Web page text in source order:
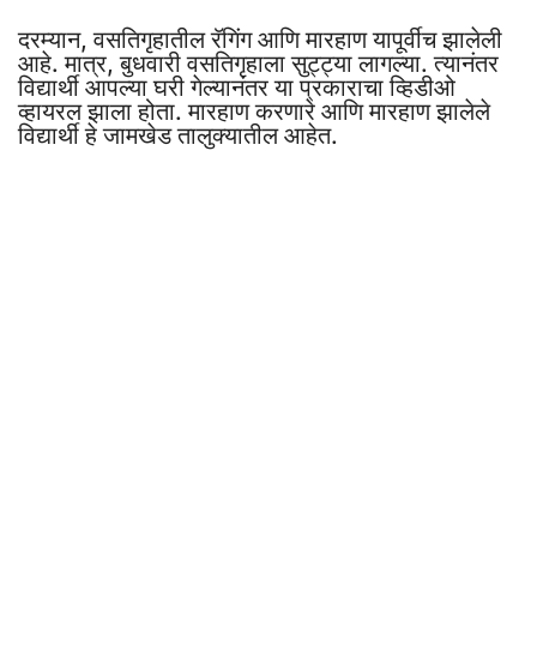
दरम्यान, वसतिगृहातील रॅगिंग आणि मारहाण यापूर्वीच झालेली
आहे. मात्र, बुधवारी वसतिगृहाला सुट्ट्या लागल्या. त्यानंतर
विद्यार्थी आपल्या घरी गेल्यानंतर या प्रकाराचा व्हिडीओ
व्हायरल झाला होता. मारहाण करणारे आणि मारहाण झालेले
विद्यार्थी हे जामखेड तालुक्यातील आहेत.